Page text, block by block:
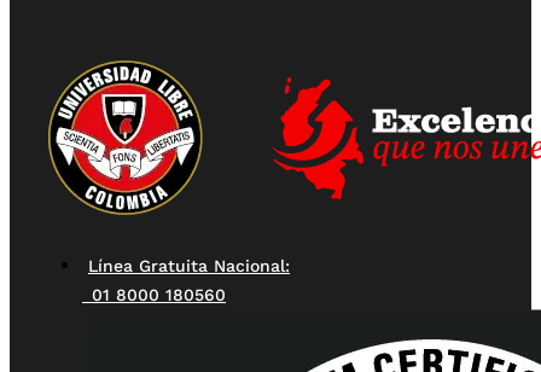
Línea Gratuita Nacional:
01 8000 180560